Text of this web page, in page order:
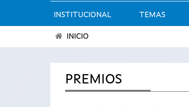
Menú
principal
INSTITUCIONAL TEMAS
está
INICIO
PREMIOS